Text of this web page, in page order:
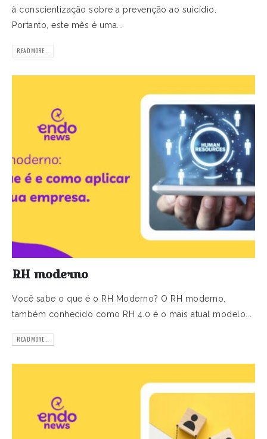
à conscientização sobre a prevenção ao suicídio.
Portanto, este mês é uma...
READ MORE...
RH moderno
Você sabe o que é o RH Moderno? O RH moderno,
também conhecido como RH 4.0 é o mais atual modelo...
READ MORE...